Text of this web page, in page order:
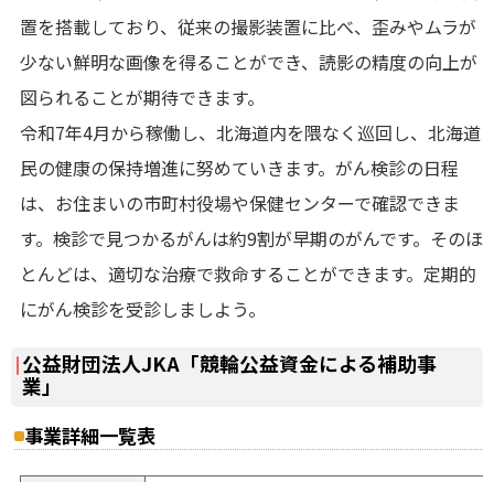
置を搭載しており、従来の撮影装置に比べ、歪みやムラが
少ない鮮明な画像を得ることができ、読影の精度の向上が
図られることが期待できます。
令和7年4月から稼働し、北海道内を隈なく巡回し、北海道
民の健康の保持増進に努めていきます。がん検診の日程
は、お住まいの市町村役場や保健センターで確認できま
す。検診で見つかるがんは約9割が早期のがんです。そのほ
とんどは、適切な治療で救命することができます。定期的
にがん検診を受診しましよう。
公益財団法人JKA「競輪公益資金による補助事
業」
事業詳細一覧表